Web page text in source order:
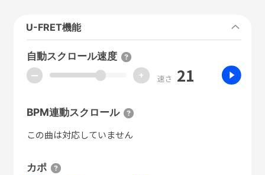
U-FRET機能
自動スクロール速度
ー + 速さ 21
BPM連動スクロール
この曲は対応していません
カポ